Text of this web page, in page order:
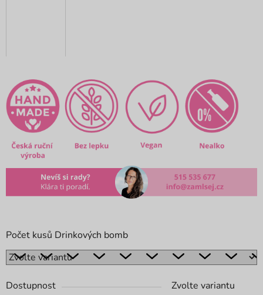
Počet kusů Drinkových bomb
Dostupnost
Zvolte variantu